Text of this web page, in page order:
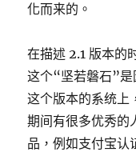
化而来的。
在描述 2.1 版本的
这个“坚若磐石”
这个版本的系统上
期间有很多优秀的
品，例如支付宝认